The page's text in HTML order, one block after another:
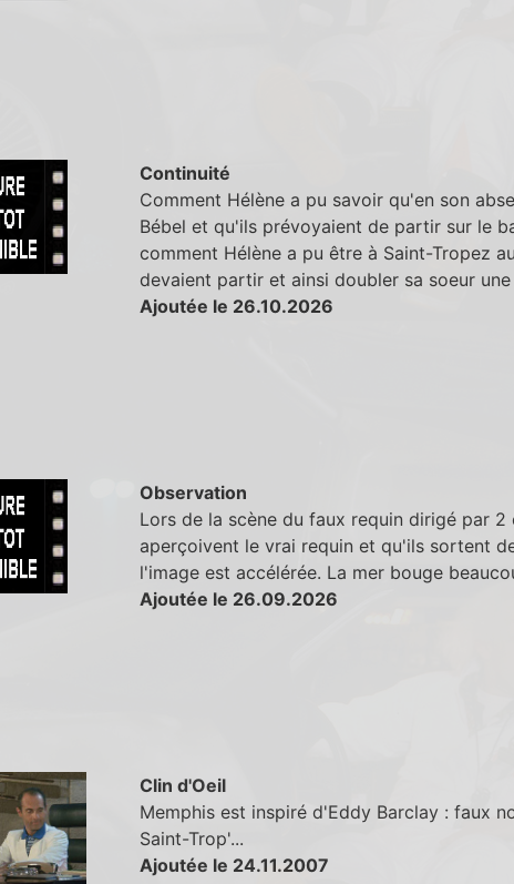
Continuité
Comment Hélène a pu savoir qu'en son
Bébel et qu'ils prévoyaient de partir sur le
comment Hélène a pu être à Saint-Tropez
devaient partir et ainsi doubler sa soeur
Ajoutée le 26.10.2026
Observation
Lors de la scène du faux requin dirigé par 2
aperçoivent le vrai requin et qu'ils sortent
l'image est accélérée. La mer bouge
Ajoutée le 26.09.2026
Clin d'Oeil
Memphis est inspiré d'Eddy Barclay : faux
Saint-Trop'...
Ajoutée le 24.11.2007